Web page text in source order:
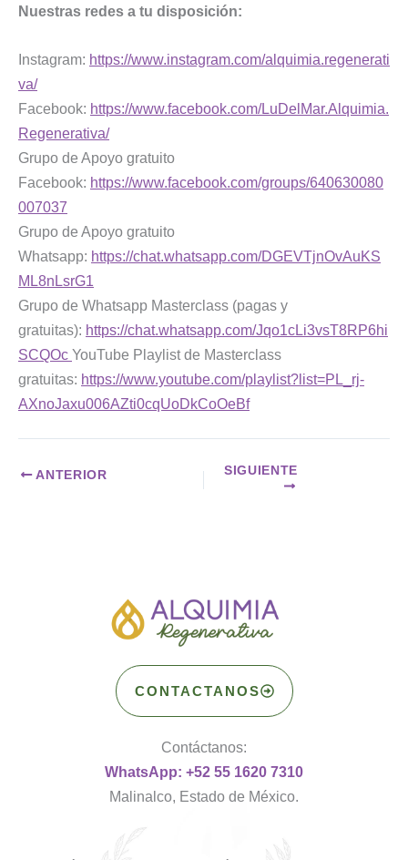
Nuestras redes a tu disposición:
Instagram: https://www.instagram.com/alquimia.regenerati
va/
Facebook: https://www.facebook.com/LuDelMar.Alquimia.
Regenerativa/
Grupo de Apoyo gratuito
Facebook: https://www.facebook.com/groups/640630080
007037
Grupo de Apoyo gratuito
Whatsapp: https://chat.whatsapp.com/DGEVTjnOvAuKS
ML8nLsrG1
Grupo de Whatsapp Masterclass (pagas y
gratuitas): https://chat.whatsapp.com/Jqo1cLi3vsT8RP6hi
SCQOc YouTube Playlist de Masterclass
gratuitas: https://www.youtube.com/playlist?list=PL_rj-
AXnoJaxu006AZti0cqUoDkCoOeBf
ANTERIOR SIGUIENTE
CONTACTANOS
Contáctanos:
WhatsApp: +52 55 1620 7310
Malinalco, Estado de México.